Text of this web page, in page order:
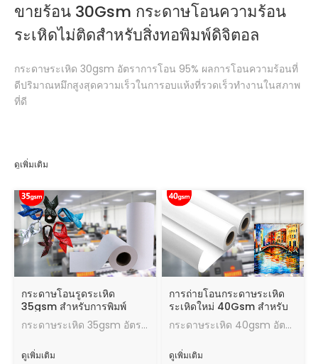
ขายร้อน 30Gsm กระดาษโอนความร้อน
ระเหิดไม่ติดสำหรับสิ่งทอพิมพ์ดิจิตอล
กระดาษระเหิด 30gsm อัตราการโอน 95% ผลการโอนความร้อนที่
ดีปริมาณหมึกสูงสุดความเร็วในการอบแห้งที่รวดเร็วทำงานในสภาพ
ที่ดี
ดูเพิ่มเติม
กระดาษโอนรูดระเหิด
35gsm สำหรับการพิมพ์
ดิจิตอลผ้าพันคอ Hijab
กระดาษระเหิด 35gsm อัตราการโอน 95% ผลการโอนความร้อนที่ดีปริมาณหมึกสูงสุดความเร็วในการอบแห้งที่รวดเร็วทำงานในสภาพที่ดี
ดูเพิ่มเติม
การถ่ายโอนกระดาษระเหิด
ระเหิดใหม่ 40Gsm สำหรับ
การพิมพ์ดิจิตอล
กระดาษระเหิด 40gsm อัตราการถ่ายโอนผลการถ่ายโอนความร้อนที่ดีปริมาณหมึกสูงสุดความเร็วในการอบแห้งที่รวดเร็วทำงานในสภาพที่ดี
ดูเพิ่มเติม